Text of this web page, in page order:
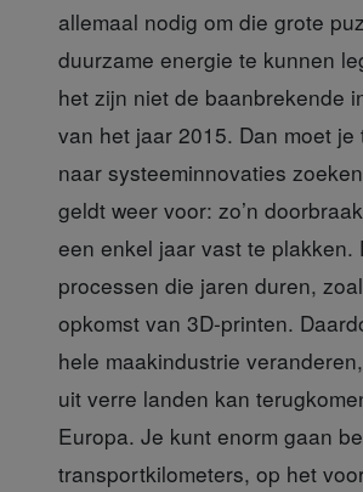
allemaal nodig om die grote
duurzame energie te kunnen
het zijn niet de baanbrekende
van het jaar 2015. Dan moet je
naar systeeminnovaties
geldt weer voor: zo’n
een enkel jaar vast te plakken.
processen die jaren duren,
opkomst van 3D-printen.
hele maakindustrie
uit verre landen kan
Europa. Je kunt enorm gaan
transportkilometers, op het